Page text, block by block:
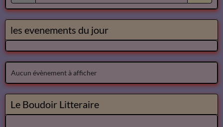
les evenements du jour
Aucun évènement à afficher
Le Boudoir Litteraire